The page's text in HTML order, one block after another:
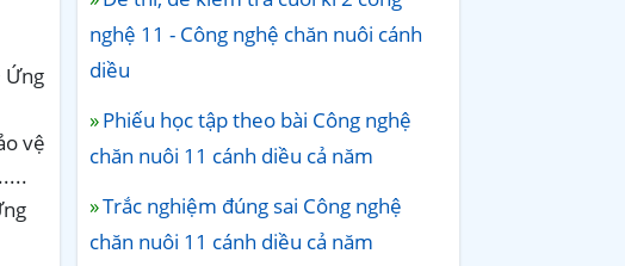
nghệ 11 - Công nghệ chăn nuôi cánh
diều
Phiếu học tập theo bài Công nghệ
chăn nuôi 11 cánh diều cả năm
Trắc nghiệm đúng sai Công nghệ
chăn nuôi 11 cánh diều cả năm